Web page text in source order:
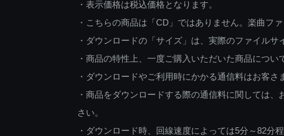
・表示価格は税込価格となります。
・こちらの商品は「CD」ではありません。楽曲フ
・ダウンロードの「サイズ」は、実際のファイルサ
・商品の特性上、一度ご購入いただいた商品につ
・ダウンロードやご利用時にかかる通信料はお客さ
・商品をダウンロードする際の通信料に関しては
さい。
・ダウンロード時、回線速度によっては5分～82分